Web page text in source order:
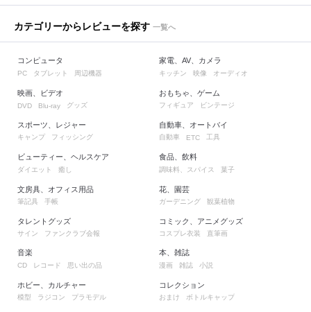
カテゴリーからレビューを探す 一覧へ
コンピュータ
PC タブレット 周辺機器
映画、ビデオ
DVD Blu-ray グッズ
スポーツ、レジャー
キャンプ フィッシング
ビューティー、ヘルスケア
ダイエット 癒し
文房具、オフィス用品
筆記具 手帳
タレントグッズ
サイン ファンクラブ会報
家電、AV、カメラ
キッチン 映像 オーディオ
おもちゃ、ゲーム
フィギュア ビンテージ
自動車、オートバイ
自動車 ETC 工具
食品、飲料
調味料、スパイス 菓子
花、園芸
ガーデニング 観葉植物
コミック、アニメグッズ
コスプレ衣装 直筆画
音楽
CD レコード 思い出の品
ホビー、カルチャー
模型 ラジコン プラモデル
本、雑誌
漫画 雑誌 小説
コレクション
おまけ ボトルキャップ